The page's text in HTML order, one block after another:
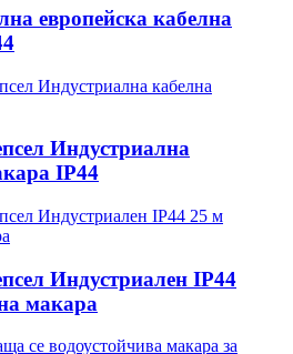
европейска кабелна
Индустриална
IP44
Индустриален IP44
макара